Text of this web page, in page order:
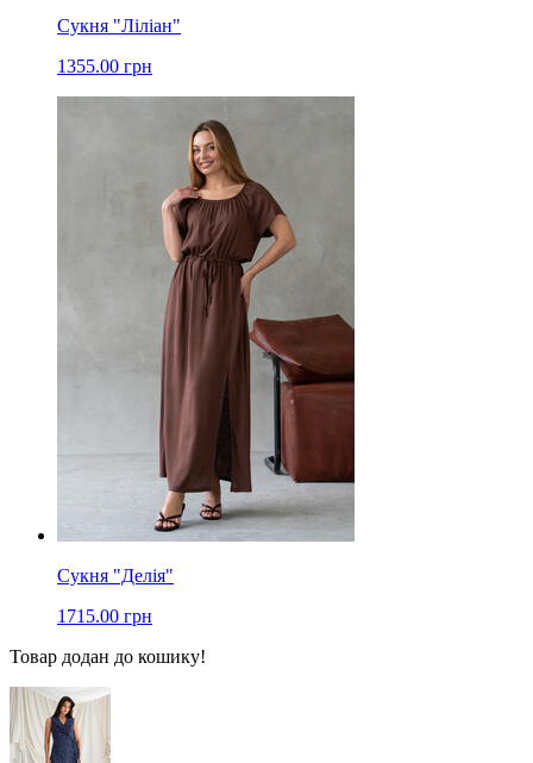
Сукня "Ліліан"
1355.00 грн
Сукня "Делія"
1715.00 грн
Товар додан до кошику!